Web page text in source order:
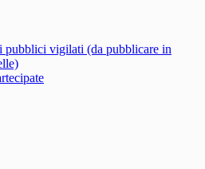
pubblici vigilati (da pubblicare in